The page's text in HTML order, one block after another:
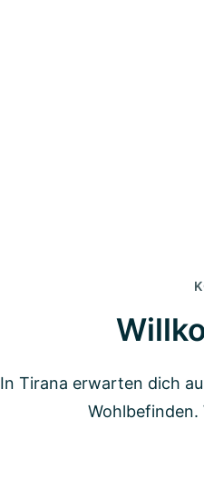
In Tirana erwarten dich
Wohlbefinden.